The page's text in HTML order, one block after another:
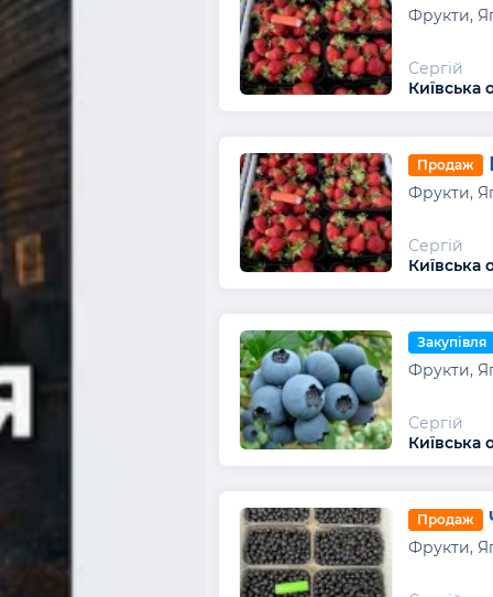
Фрукти,
Сергій
Київська
Продаж
Фрукти,
Сергій
Київська
Закупівля
Фрукти,
Сергій
Київська
Продаж
Фрукти,